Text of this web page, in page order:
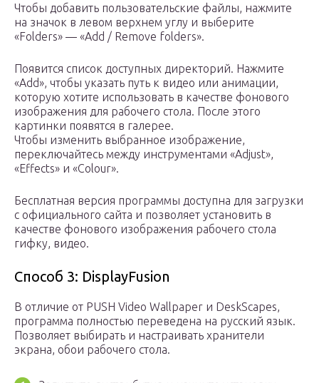
Чтобы добавить пользовательские файлы, нажмите
на значок в левом верхнем углу и выберите
«Folders» — «Add / Remove folders».
Появится список доступных директорий. Нажмите
«Add», чтобы указать путь к видео или анимации,
которую хотите использовать в качестве фонового
изображения для рабочего стола. После этого
картинки появятся в галерее.
Чтобы изменить выбранное изображение,
переключайтесь между инструментами «Adjust»,
«Effects» и «Colour».
Бесплатная версия программы доступна для загрузки
с официального сайта и позволяет установить в
качестве фонового изображения рабочего стола
гифку, видео.
Способ 3: DisplayFusion
В отличие от PUSH Video Wallpaper и DeskScapes,
программа полностью переведена на русский язык.
Позволяет выбирать и настраивать хранители
экрана, обои рабочего стола.